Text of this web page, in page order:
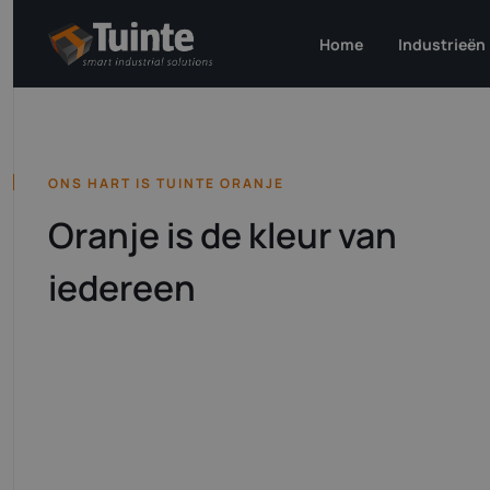
Home Industrieën
High-
ONS HART IS TUINTE ORANJE
Oranje is de kleur van
iedereen